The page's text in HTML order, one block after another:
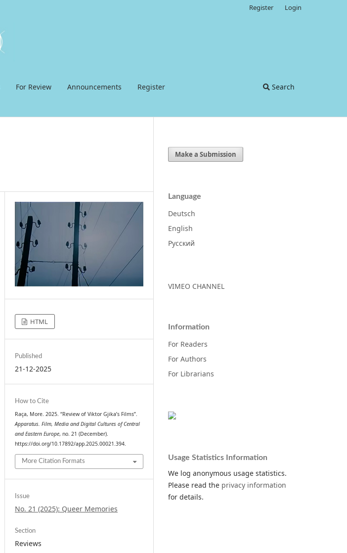
For Review Announcements Register Search
Register Login
HTML
Published
21-12-2025
How to Cite
Raça, More. 2025. “Review of Viktor Gjika’s Films”.
Apparatus. Film, Media and Digital Cultures of Central
and Eastern Europe, no. 21 (December).
https://doi.org/10.17892/app.2025.00021.394.
More Citation Formats
Issue
No. 21 (2025): Queer Memories
Section
Reviews
Make a Submission
Language
Deutsch
English
Русский
VIMEO CHANNEL
Information
For Readers
For Authors
For Librarians
Usage Statistics Information
We log anonymous usage statistics.
Please read the privacy information
for details.